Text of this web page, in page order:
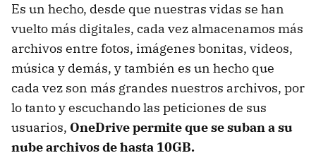
Es un hecho, desde que nuestras vidas se han
vuelto más digitales, cada vez almacenamos más
archivos entre fotos, imágenes bonitas, videos,
música y demás, y también es un hecho que
cada vez son más grandes nuestros archivos, por
lo tanto y escuchando las peticiones de sus
usuarios, OneDrive permite que se suban a su
nube archivos de hasta 10GB.